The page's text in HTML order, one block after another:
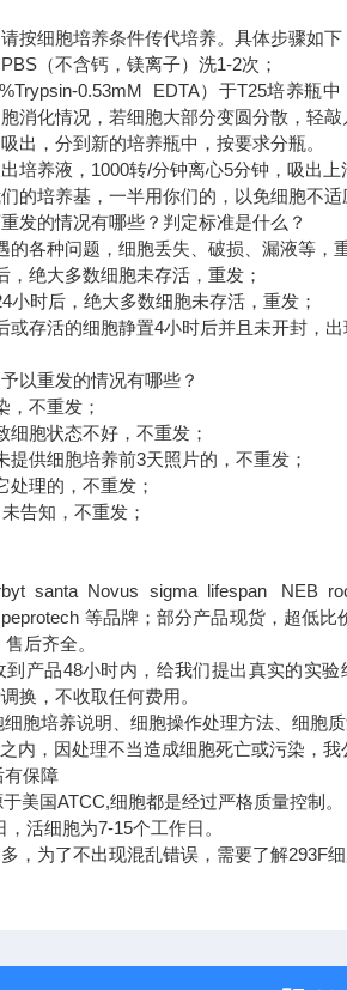
细胞培养条件传代培养。具体步骤如下
（不含钙，镁离子）洗1-2次；
0.53mM EDTA）于T25培养瓶中
消化情况，若细胞大部分变圆分散，轻
，分到新的培养瓶中，按要求分瓶。
养液，1000转/分钟离心5分钟，吸出上
培养基，一半用你们的，以免细胞不适
的情况有哪些？判定标准是什么？
各种问题，细胞丢失、破损、漏液等，
绝大多数细胞未存活，重发；
时后，绝大多数细胞未存活，重发；
存活的细胞静置4小时后并且未开封，出
重发的情况有哪些？
不重发；
胞状态不好，不重发；
供细胞培养前3天照片的，不重发；
理的，不重发；
告知，不重发；
Novus sigma lifespan NEB
等品牌；部分产品现货，超低
后齐全。
品48小时内，给我们提出真实的实验
换，不收取任何费用。
培养说明、细胞操作处理方法、细胞质
，因处理不当造成细胞死亡或污染，我
保障
美国ATCC,细胞都是经过严格质量控制。
活细胞为7-15个工作日。
，为了不出现混乱错误，需要了解293F